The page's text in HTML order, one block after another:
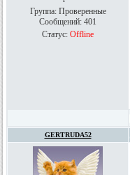
Группа: Проверенные
Сообщений: 401
Статус: Offline
GERTRUDA52